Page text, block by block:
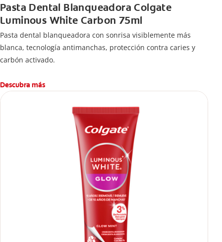
Pasta Dental Blanqueadora Colgate
Luminous White Carbon 75ml
Pasta dental blanqueadora con sonrisa visiblemente más
blanca, tecnología antimanchas, protección contra caries y
carbón activado.
Descubra más